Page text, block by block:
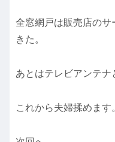
全窓網戸は販売店の
きた。
あとはテレビアンテナ
これから夫婦揉めます